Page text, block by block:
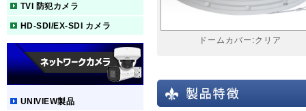
TVI 防犯カメラ
HD-SDI/EX-SDI カメラ
UNIVIEW製品
ドームカバー:クリア